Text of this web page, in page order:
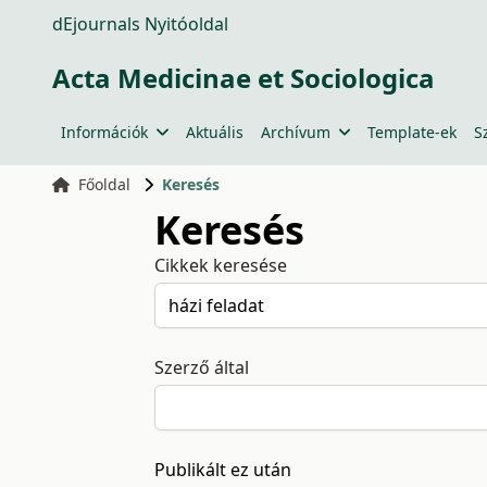
dEjournals Nyitóoldal
Acta Medicinae et Sociologica
Információk Aktuális Archívum Template-ek
Főoldal Keresés
Keresés
Cikkek keresése
Szerző által
Publikált ez után